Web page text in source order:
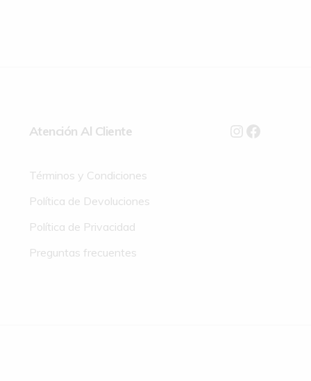
Atención Al Cliente
Términos y Condiciones
Política de Devoluciones
Política de Privacidad
Preguntas frecuentes